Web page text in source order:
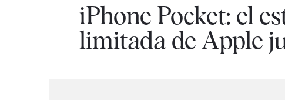
iPhone Pocket: el
limitada de Apple